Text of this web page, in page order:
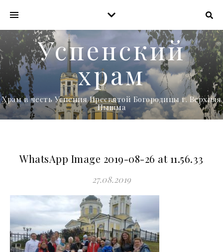
Успенский
храм
Храм в честь Успения Пресвятой Богородицы г. Верхняя
Пышма
WhatsApp Image 2019-08-26 at 11.56.33
27.08.2019